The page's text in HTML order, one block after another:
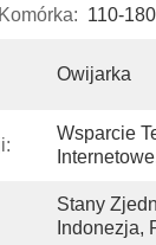
110-
Owijarka
Wsparcie
Stany
Indonezja,